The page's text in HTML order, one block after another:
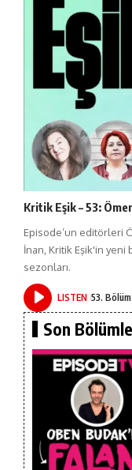
Kritik Eşik – 53:
Episode’un editörleri
İnan, Kritik Eşik'in
sezonları.
LISTEN 53. Bölüm
Son